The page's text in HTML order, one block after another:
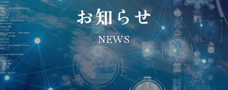
お知らせ
NEWS